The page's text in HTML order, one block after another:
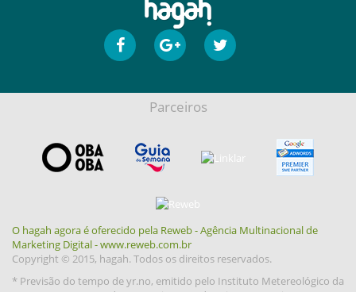
Parceiros
O hagah agora é oferecido pela Reweb - Agência Multinacional de
Marketing Digital - www.reweb.com.br
Copyright © 2015, hagah. Todos os direitos reservados.
* Previsão do tempo de yr.no, emitido pelo Instituto Metereológico da